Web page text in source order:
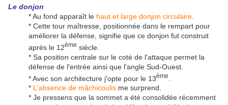
Le donjon
* Au fond apparaît le haut et large donjon circulaire
* Cette tour maîtresse, positionnée dans le rempart pour
améliorer la défense, signifie que ce donjon fut construit
après le 12ème siècle.
* Sa position centrale sur le coté de l'attaque permet la
défense de l'entrée ainsi que l'angle Sud-Ouest.
* Avec son architecture j'opte pour le 13ème
* L'absence de mâchicoulis me surprend.
* Je pressens que la sommet a été consolidée récemment